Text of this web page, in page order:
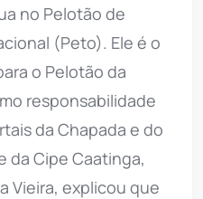
no Pelotão de
(Peto). Ele é o
o Pelotão da
responsabilidade
da Chapada e do
da Cipe Caatinga,
Vieira, explicou que